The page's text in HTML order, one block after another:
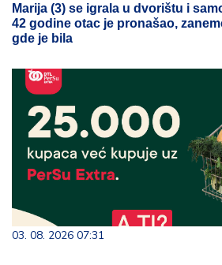
Marija (3) se igrala u dvorištu i
42 godine otac je pronašao,
gde je bila
03. 08. 2026 07:31